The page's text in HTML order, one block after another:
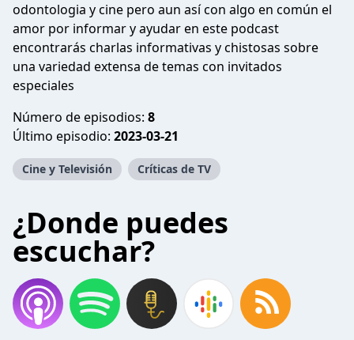
odontologia y cine pero aun así con algo en común el
amor por informar y ayudar en este podcast
encontrarás charlas informativas y chistosas sobre
una variedad extensa de temas con invitados
especiales
Número de episodios: 8
Último episodio: 2023-03-21
Cine y Televisión Críticas de TV
¿Donde puedes
escuchar?